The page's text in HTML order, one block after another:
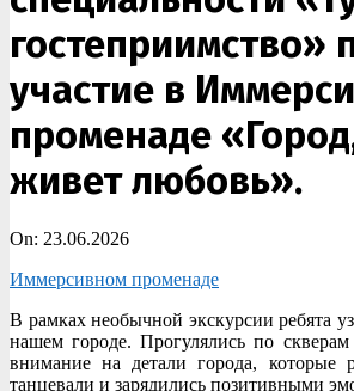
гостеприимство»
участие в
променаде
живет любовь».
On: 23.06.2026
Иммерсивном променаде
В рамках необычной экскурсии ребята
нашем городе. Прогулялись по
внимание на детали города, которые
танцевали и зарядились позитивными